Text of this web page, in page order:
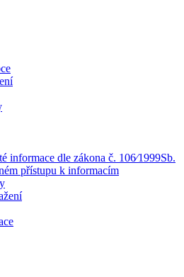
informace dle zákona č. 106⁄1999Sb.
přístupu k informacím